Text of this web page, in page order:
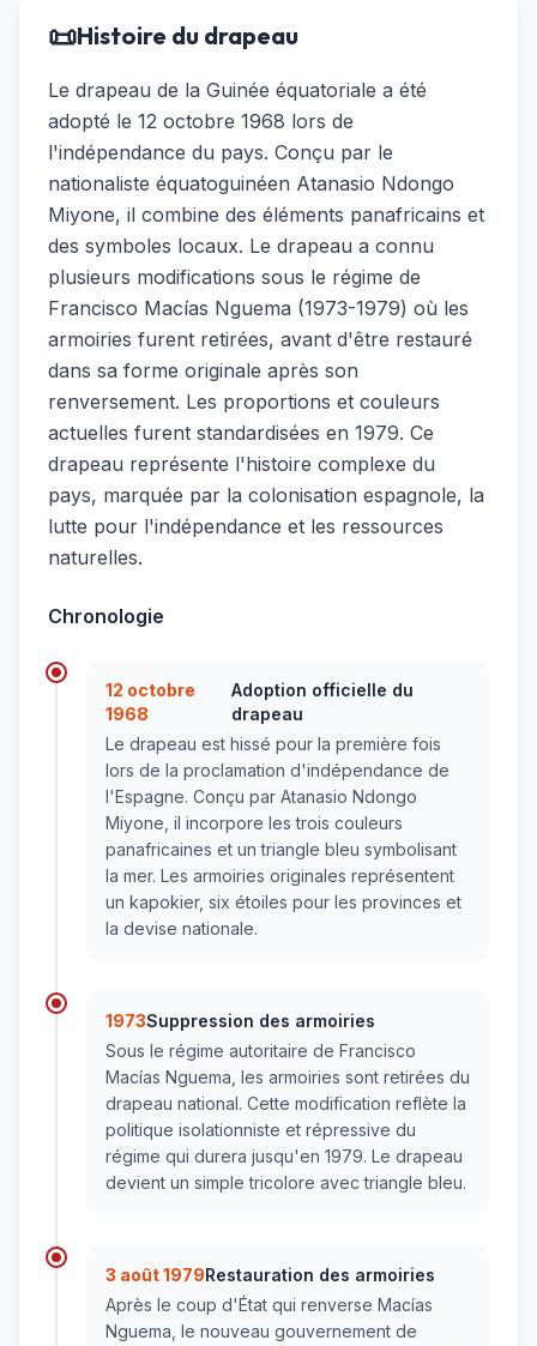
📜Histoire du drapeau
Le drapeau de la Guinée équatoriale a été
adopté le 12 octobre 1968 lors de
l'indépendance du pays. Conçu par le
nationaliste équatoguinéen Atanasio Ndongo
Miyone, il combine des éléments panafricains et
des symboles locaux. Le drapeau a connu
plusieurs modifications sous le régime de
Francisco Macías Nguema (1973-1979) où les
armoiries furent retirées, avant d'être restauré
dans sa forme originale après son
renversement. Les proportions et couleurs
actuelles furent standardisées en 1979. Ce
drapeau représente l'histoire complexe du
pays, marquée par la colonisation espagnole, la
lutte pour l'indépendance et les ressources
naturelles.
Chronologie
12 octobre
1968
Adoption officielle du
drapeau
Le drapeau est hissé pour la première fois
lors de la proclamation d'indépendance de
l'Espagne. Conçu par Atanasio Ndongo
Miyone, il incorpore les trois couleurs
panafricaines et un triangle bleu symbolisant
la mer. Les armoiries originales représentent
un kapokier, six étoiles pour les provinces et
la devise nationale.
1973Suppression des armoiries
Sous le régime autoritaire de Francisco
Macías Nguema, les armoiries sont retirées du
drapeau national. Cette modification reflète la
politique isolationniste et répressive du
régime qui durera jusqu'en 1979. Le drapeau
devient un simple tricolore avec triangle bleu.
3 août 1979Restauration des armoiries
Après le coup d'État qui renverse Macías
Nguema, le nouveau gouvernement de